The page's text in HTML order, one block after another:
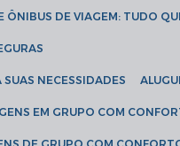
ÔNIBUS DE VIAGEM: TUDO
SUAS NECESSIDADES
EM GRUPO COM